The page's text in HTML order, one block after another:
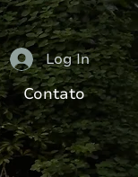
Log In
Contato